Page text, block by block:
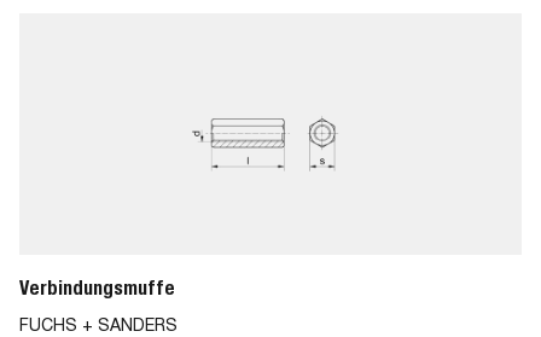
Verbindungsmuffe
FUCHS + SANDERS